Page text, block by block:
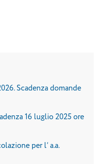
Scadenza domande
16 luglio 2025 ore
per l’ a.a.